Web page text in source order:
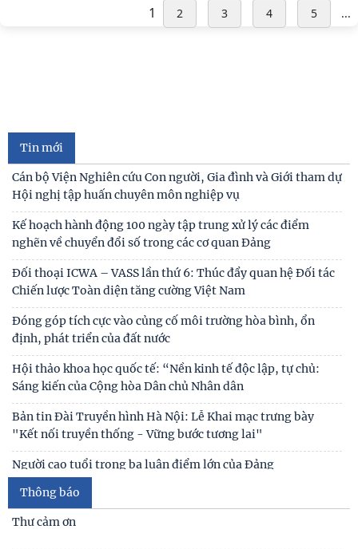
1 2 3 4 5 ...
Tin mới
nghẽn về chuyển đổi số trong các cơ quan Đảng
Đối thoại ICWA – VASS lần thứ 6: Thúc đẩy quan hệ Đối tác
Chiến lược Toàn diện tăng cường Việt Nam
Đóng góp tích cực vào củng cố môi trường hòa bình, ổn
định, phát triển của đất nước
Hội thảo khoa học quốc tế: “Nền kinh tế độc lập, tự chủ:
Sáng kiến của Cộng hòa Dân chủ Nhân dân
Bản tin Đài Truyền hình Hà Nội: Lễ Khai mạc trưng bày
"Kết nối truyền thống - Vững bước tương lai"
Người cao tuổi trong ba luận điểm lớn của Đảng
Thái độ của học sinh trung học phổ thông ở Hà Nội với vấn
đề bắt nạt trực tuyến
Viện Hàn lâm Khoa học xã hội Việt Nam và Học viện Chính
trị và Hành chính quốc gia Lào ký Thỏa
làm việc tại Viện Khoa học Kinh tế và Xã hội
Thư cảm ơn
Thư mời viết bài tham gia Hội thảo khoa học “Chăm sóc,
giáo dục trẻ em trong kỷ nguyên số”
Thư mời viết bài Hội thảo khoa học quốc tế “Gia đình Châu